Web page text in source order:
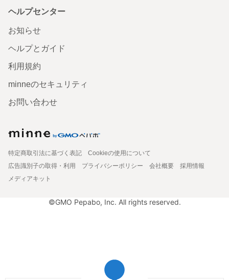
ヘルプセンター
お知らせ
ヘルプとガイド
利用規約
minneのセキュリティ
お問い合わせ
特定商取引法に基づく表記
Cookieの使用について
広告識別子の取得・利用
プライバシーポリシー 会社概要
採用情報
メディアキット
©GMO Pepabo, Inc. All rights reserved.